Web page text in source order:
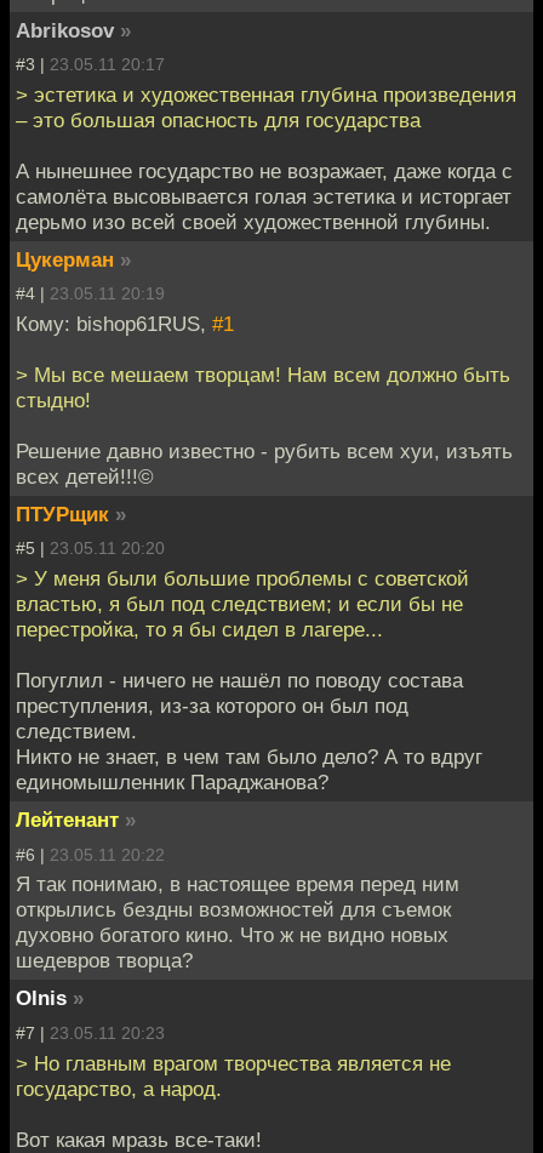
Abrikosov »
#3 | 23.05.11 20:17
> эстетика и художественная глубина произведения
– это большая опасность для государства
А нынешнее государство не возражает, даже когда с
самолёта высовывается голая эстетика и исторгает
дерьмо изо всей своей художественной глубины.
Цукерман »
#4 | 23.05.11 20:19
Кому: bishop61RUS, #1
> Мы все мешаем творцам! Нам всем должно быть
стыдно!
Решение давно известно - рубить всем хуи, изъять
всех детей!!!©
ПТУРщик »
#5 | 23.05.11 20:20
> У меня были большие проблемы с советской
властью, я был под следствием; и если бы не
перестройка, то я бы сидел в лагере...
Погуглил - ничего не нашёл по поводу состава
преступления, из-за которого он был под
следствием.
Никто не знает, в чем там было дело? А то вдруг
единомышленник Параджанова?
Лейтенант »
#6 | 23.05.11 20:22
Я так понимаю, в настоящее время перед ним
открылись бездны возможностей для съемок
духовно богатого кино. Что ж не видно новых
шедевров творца?
Olnis »
#7 | 23.05.11 20:23
> Но главным врагом творчества является не
государство, а народ.
Вот какая мразь все-таки!